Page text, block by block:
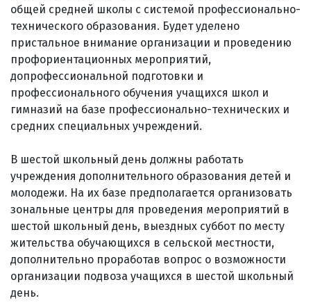
общей средней школы с системой профессионально-
технического образования. Будет уделено
пристальное внимание организации и проведению
профориентационных мероприятий,
допрофессиональной подготовки и
профессионального обучения учащихся школ и
гимназий на базе профессионально-технических и
средних специальных учреждений.
В шестой школьный день должны работать
учреждения дополнительного образования детей и
молодежи. На их базе предполагается организовать
зональные центры для проведения мероприятий в
шестой школьный день, выездных суббот по месту
жительства обучающихся в сельской местности,
дополнительно проработав вопрос о возможности
организации подвоза учащихся в шестой школьный
день.